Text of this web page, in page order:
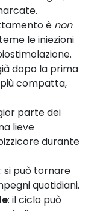
è non
le iniezioni
dopo la prima
compatta,
parte dei
lieve
durante
: si può tornare
quotidiani.
: il ciclo può